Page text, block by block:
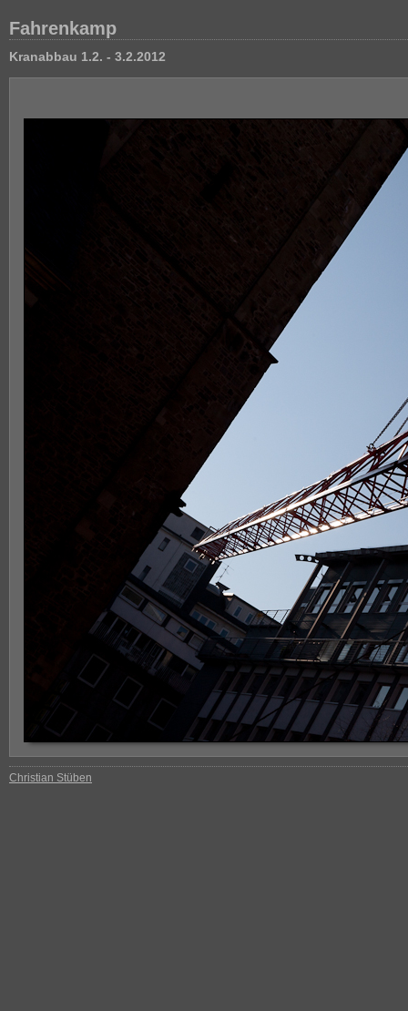
Fahrenkamp
Kranabbau 1.2. - 3.2.2012
Christian Stüben